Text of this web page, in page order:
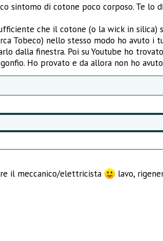
sintomo di cotone poco corposo. Te lo
che il cotone (o la wick in silica)
Tobeco) nello stesso modo ho avuto i
dalla finestra. Poi su Youtube ho
Ho provato e da allora non ho
il meccanico/elettricista
lavo,